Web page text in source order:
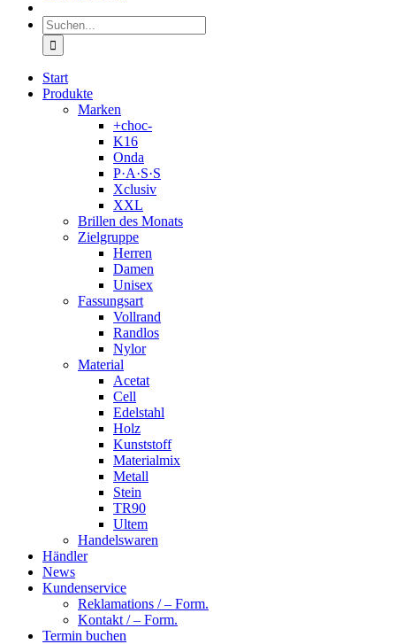
Suche
nach:
Start
Produkte
Marken
+choc-
K16
Onda
P·A·S·S
Xclusiv
XXL
Brillen des Monats
Zielgruppe
Herren
Damen
Unisex
Fassungsart
Vollrand
Randlos
Nylor
Material
Acetat
Cell
Edelstahl
Holz
Kunststoff
Materialmix
Metall
Stein
TR90
Ultem
Handelswaren
Händler
News
Kundenservice
Reklamations / – Form.
Kontakt / – Form.
Termin buchen